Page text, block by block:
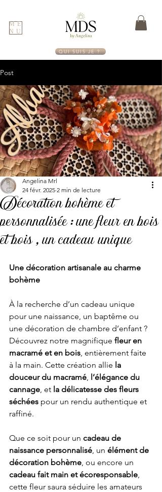
ME
NU
QUI SUIS JE ?
Post
Décoration bohème et
personnalisée : une fleur en bois
et bois , un cadeau unique
Angelina Mrl
24 févr. 2025 2 min de lecture
Une décoration artisanale au charme
bohème
À la recherche d’un cadeau unique
pour une naissance, un baptême ou
une décoration de chambre d’enfant ?
Découvrez notre magnifique fleur en
macramé et en bois, entièrement faite
à la main. Cette création allie la
douceur du macramé, l’élégance du
cannage, et la délicatesse des fleurs
séchées pour un rendu authentique et
raffiné.
Que ce soit pour un cadeau de
naissance personnalisé, un élément de
décoration bohème, ou encore un
cadeau fait main et écoresponsable,
cette fleur saura séduire les amateurs